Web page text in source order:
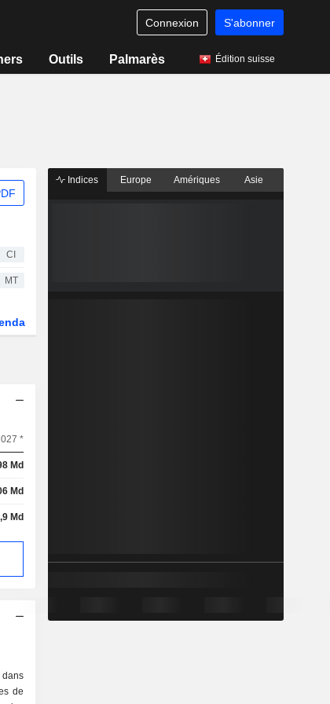
Connexion S'abonner
Outils Palmarès Édition suisse
CI
MT
*
Md
Md
Md
de
Indices Europe Amériques Asie